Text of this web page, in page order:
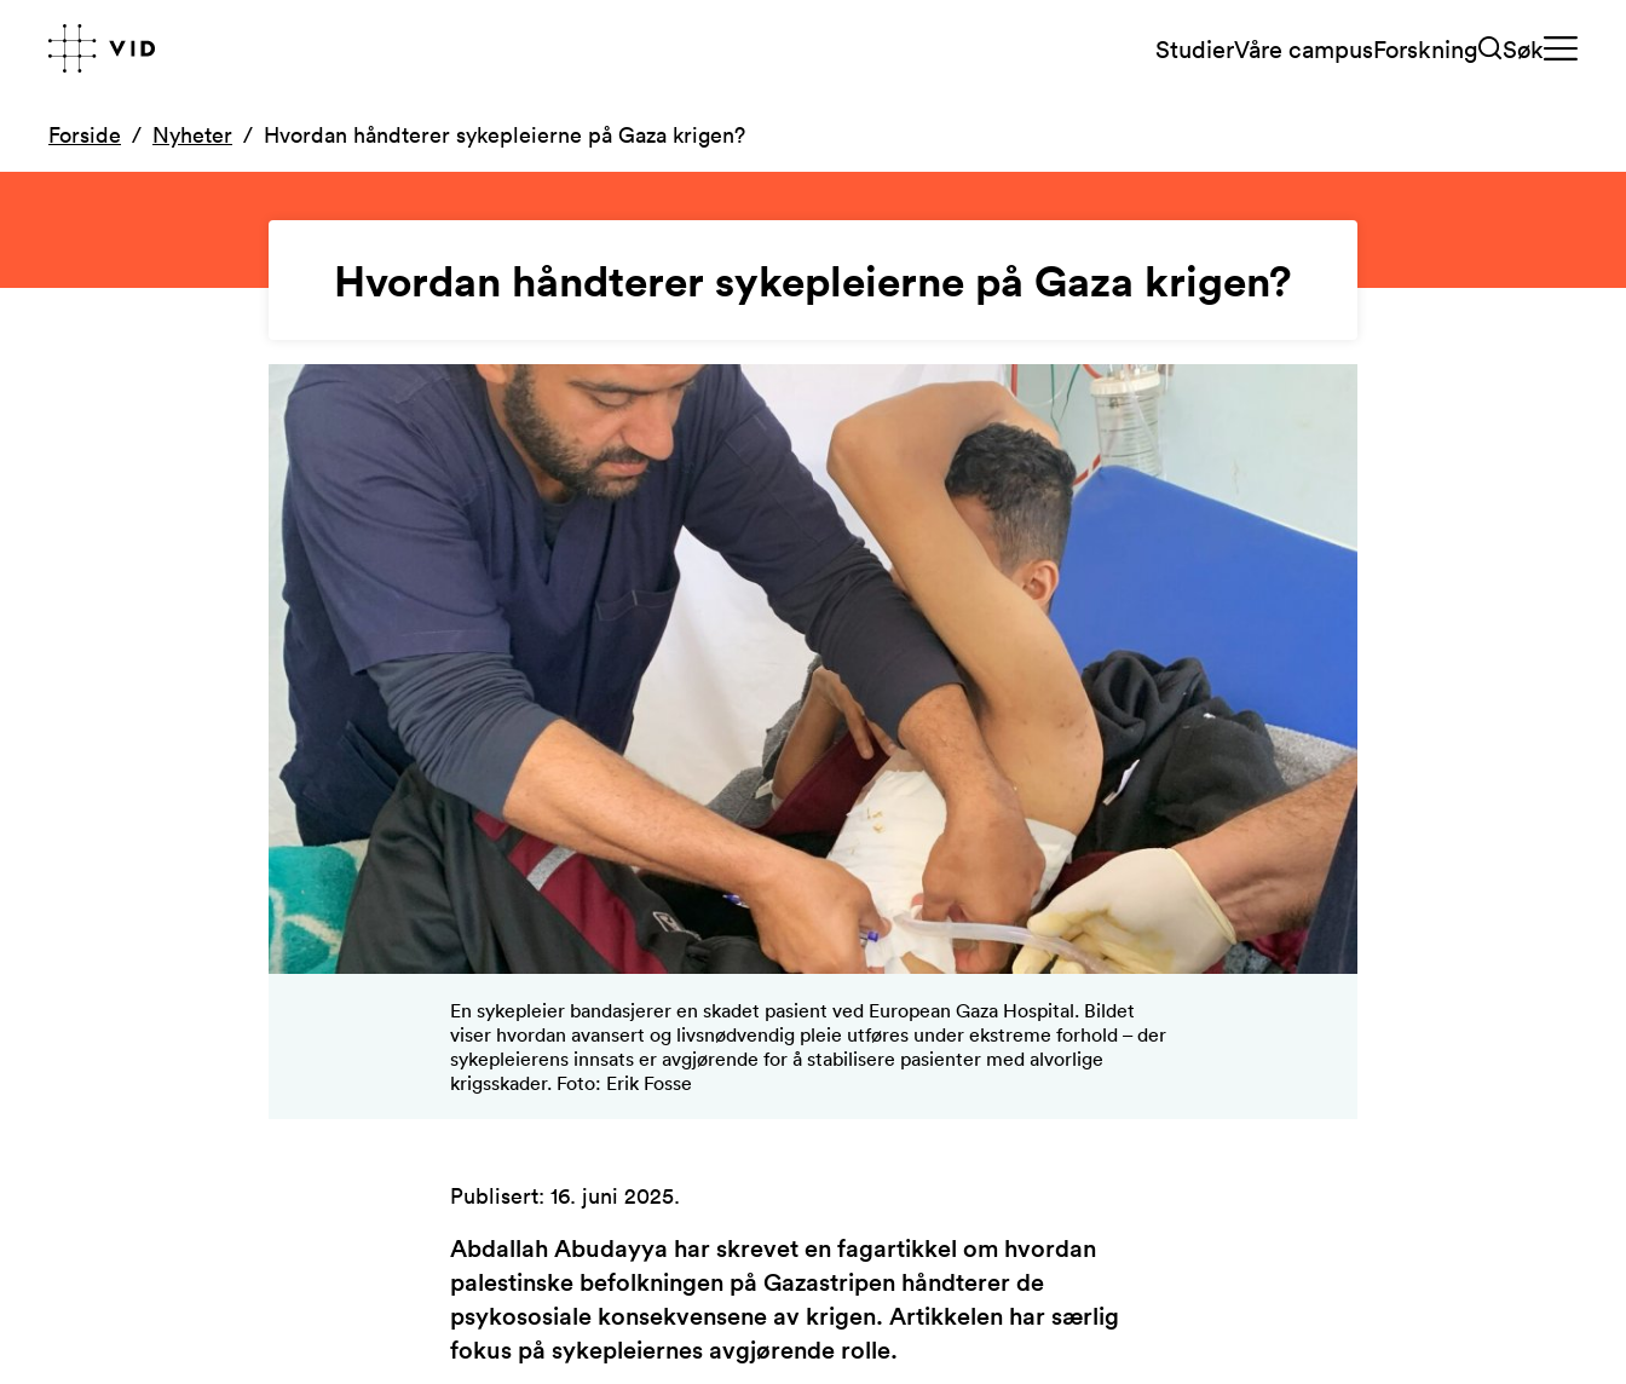
StudierVåre campusForskning Søk
Forside Nyheter Hvordan håndterer sykepleierne på Gaza krigen?
Hvordan håndterer sykepleierne på Gaza krigen?
En sykepleier bandasjerer en skadet pasient ved European Gaza Hospital. Bildet
viser hvordan avansert og livsnødvendig pleie utføres under ekstreme forhold – der
sykepleierens innsats er avgjørende for å stabilisere pasienter med alvorlige
krigsskader. Foto: Erik Fosse
Publisert: 16. juni 2025.
Abdallah Abudayya har skrevet en fagartikkel om hvordan
palestinske befolkningen på Gazastripen håndterer de
psykososiale konsekvensene av krigen. Artikkelen har særlig
fokus på sykepleiernes avgjørende rolle.